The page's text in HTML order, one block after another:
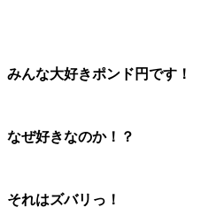
みんな大好きポンド円です！
なぜ好きなのか！？
それはズバリっ！